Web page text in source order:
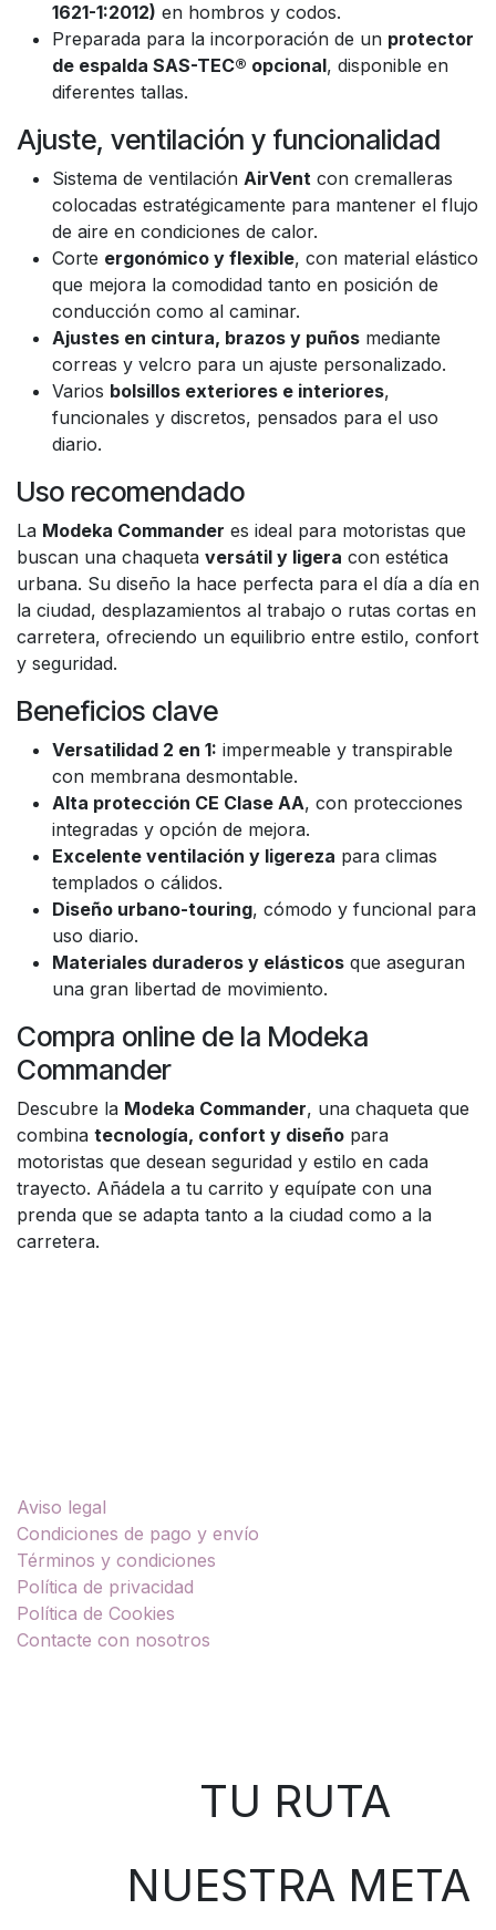
1621-1:2012) en hombros y codos.
Preparada para la incorporación de un protector
de espalda SAS-TEC® opcional, disponible en
diferentes tallas.
Ajuste, ventilación y funcionalidad
Sistema de ventilación AirVent con cremalleras
colocadas estratégicamente para mantener el flujo
de aire en condiciones de calor.
Corte ergonómico y flexible, con material elástico
que mejora la comodidad tanto en posición de
conducción como al caminar.
Ajustes en cintura, brazos y puños mediante
correas y velcro para un ajuste personalizado.
Varios bolsillos exteriores e interiores,
funcionales y discretos, pensados para el uso
diario.
Uso recomendado
La Modeka Commander es ideal para motoristas que
buscan una chaqueta versátil y ligera con estética
urbana. Su diseño la hace perfecta para el día a día en
la ciudad, desplazamientos al trabajo o rutas cortas en
carretera, ofreciendo un equilibrio entre estilo, confort
y seguridad.
Beneficios clave
Versatilidad 2 en 1: impermeable y transpirable
con membrana desmontable.
Alta protección CE Clase AA, con protecciones
integradas y opción de mejora.
Excelente ventilación y ligereza para climas
templados o cálidos.
Diseño urbano-touring, cómodo y funcional para
uso diario.
Materiales duraderos y elásticos que aseguran
una gran libertad de movimiento.
Compra online de la Modeka
Commander
Descubre la Modeka Commander, una chaqueta que
combina tecnología, confort y diseño para
motoristas que desean seguridad y estilo en cada
trayecto. Añádela a tu carrito y equípate con una
prenda que se adapta tanto a la ciudad como a la
carretera.
Aviso legal
Condiciones de pago y envío
Términos y condiciones
Política de privacidad
Política de Cookies
Contacte con nosotros
TU RUTA
NUESTRA META